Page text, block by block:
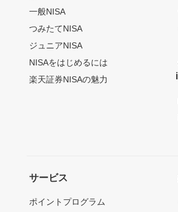
一般NISA
つみたてNISA
ジュニアNISA
NISAをはじめるには
楽天証券NISAの魅力
サービス
ポイントプログラム